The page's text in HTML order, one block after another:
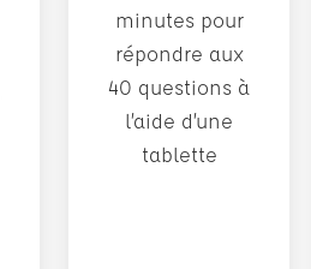
minutes pour
répondre aux
40 questions à
l’aide d’une
tablette